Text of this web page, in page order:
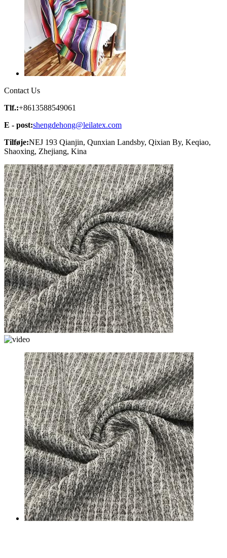
Contact Us
Tlf.:+8613588549061
E - post:shengdehong@leilatex.com
Tilføje:NEJ 193 Qianjin, Qunxian Landsby, Qixian By, Keqiao,
Shaoxing, Zhejiang, Kina